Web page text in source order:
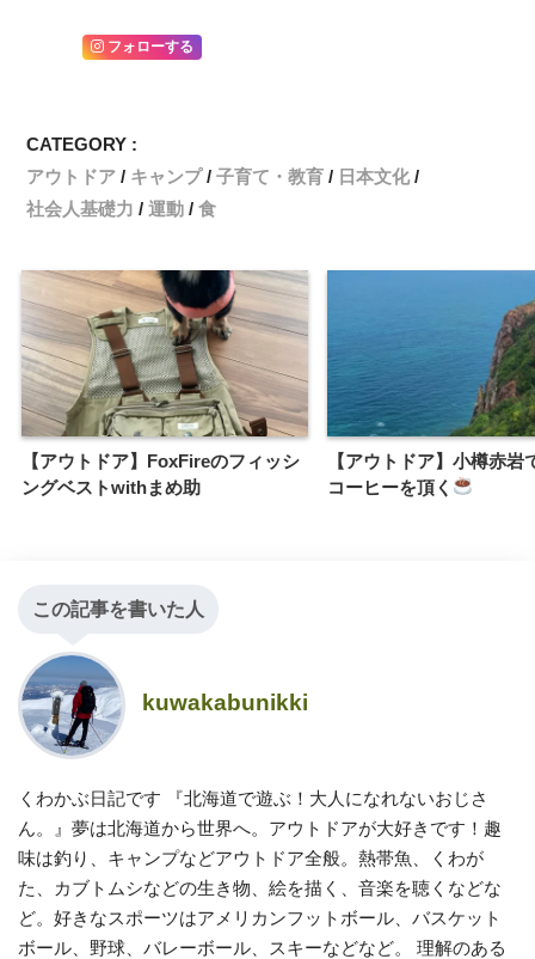
フォローする
CATEGORY :
アウトドア
キャンプ 子育て・教育
日本文化
社会人基礎力
運動 食
【アウトドア】FoxFireのフィッシ
ングベストwithまめ助
【アウトドア】小樽赤岩
コーヒーを頂く
この記事を書いた人
kuwakabunikki
くわかぶ日記です 『北海道で遊ぶ！大人になれないおじさ
ん。』夢は北海道から世界へ。アウトドアが大好きです！趣
味は釣り、キャンプなどアウトドア全般。熱帯魚、くわが
た、カブトムシなどの生き物、絵を描く、音楽を聴くなどな
ど。好きなスポーツはアメリカンフットボール、バスケット
ボール、野球、バレーボール、スキーなどなど。 理解のある